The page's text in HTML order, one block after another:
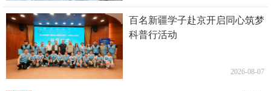
百名新疆学子赴京开启同心筑梦
科普行活动
2026-08-07